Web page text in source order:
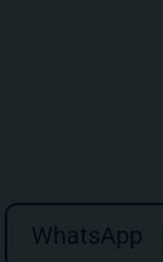
WhatsApp